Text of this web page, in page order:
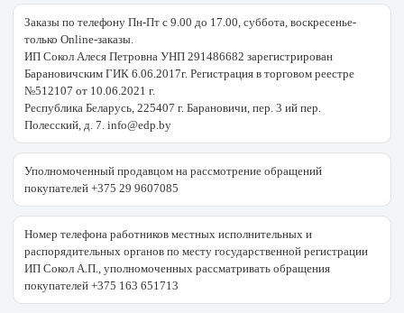
Заказы по телефону Пн-Пт с 9.00 до 17.00, суббота, воскресенье-
только Online-заказы.
ИП Сокол Алеся Петровна УНП 291486682 зарегистрирован
Барановичским ГИК 6.06.2017г. Регистрация в торговом реестре
№512107 от 10.06.2021 г.
Республика Беларусь, 225407 г. Барановичи, пер. 3 ий пер.
Полесский, д. 7. info@edp.by
Уполномоченный продавцом на рассмотрение обращений
покупателей +375 29 9607085
Номер телефона работников местных исполнительных и
распорядительных органов по месту государственной регистрации
ИП Сокол А.П., уполномоченных рассматривать обращения
покупателей +375 163 651713